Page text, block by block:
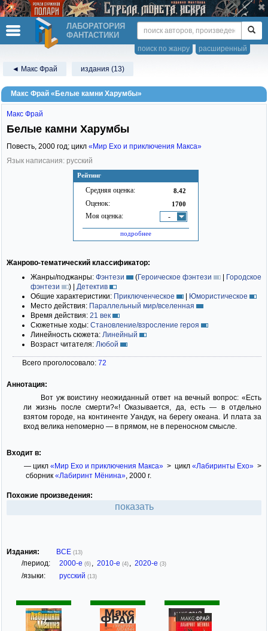
ЛАБОРАТОРИЯ
ФАНТАСТИКИ
расширенный
поиск по жанру
◄ Макс Фрай издания (13)
Макс Фрай «Белые камни Харумбы»
Рейтинг
Средняя оценка: 8.42
Оценок: 1700
Моя оценка: -
подробнее
Макс Фрай
Белые камни Харумбы
Повесть, 2000 год; цикл «Мир Ехо и приключения Макса»
Язык написания: русский
Жанрово-тематический классификатор:
Жанры/поджанры: Фэнтези (Героическое фэнтези | Городское
фэнтези
) | Детектив
Общие характеристики: Приключенческое | Юмористическое
Место действия: Параллельный мир/вселенная
Время действия: 21 век
Сюжетные ходы: Становление/взросление героя
Линейность сюжета: Линейный
Возраст читателя: Любой
Всего проголосовало: 72
Аннотация:
Вот уж воистину неожиданный ответ на вечный вопрос: «Есть
ли жизнь после смерти?«! Оказывается, да, есть — в отдельно
взятом городе, на континенте Уандук, на берегу океана. И плата за
вход велика непомерно — в прямом, не в переносном смысле.
Входит в:
— цикл «Мир Ехо и приключения Макса»> цикл «Лабиринты Ехо»>
сборник «Лабиринт Мёнина», 2000 г.
Похожие произведения:
показать
Издания: ВСЕ (13)
/период: 2000-е (6) , 2010-е (4) , 2020-е (3)
/языки: русский (13)